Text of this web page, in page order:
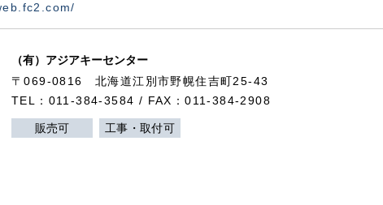
（有）アジアキーセンター
〒069-0816 北海道江別市野幌住吉町25-43
TEL：011-384-3584 / FAX：011-384-2908
販売可 工事・取付可